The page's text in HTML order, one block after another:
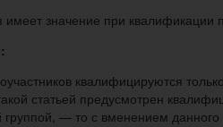
значение при квалифика­ции
квалифицируются
статьей предусмотрен
группой, — то с вменением